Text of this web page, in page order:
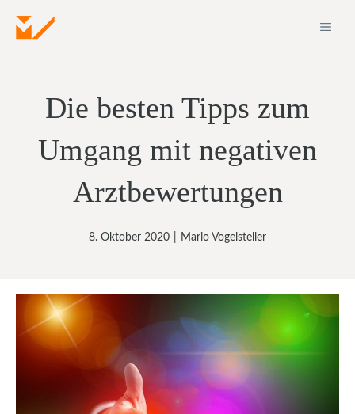
Inhalt
Die besten Tipps zum
Umgang mit negativen
Arztbewertungen
8. Oktober 2020 Mario Vogelsteller